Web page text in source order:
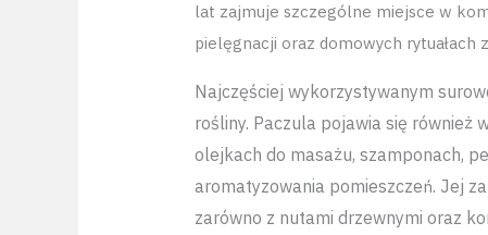
lat zajmuje szczególne miejsce w
pielęgnacji oraz domowych rytuałach
Najczęściej wykorzystywanym
rośliny. Paczula pojawia się również
olejkach do masażu, szamponach,
aromatyzowania pomieszczeń. Jej
zarówno z nutami drzewnymi oraz